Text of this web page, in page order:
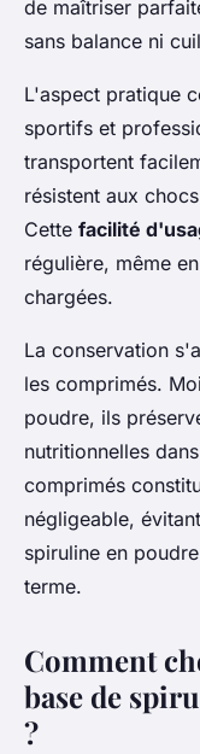
de maîtriser
sans balance ni
L'aspect pratique
sportifs et
transportent
résistent aux
Cette facilité
régulière, même
chargées.
La conservation
les comprimés.
poudre, ils
nutritionnelles
comprimés
négligeable,
spiruline en
terme.
Comment
base de
?